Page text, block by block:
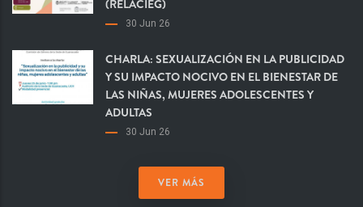
(RELACIEG)
30 Jun 26
CHARLA: SEXUALIZACIÓN EN LA PUBLICIDAD
Y SU IMPACTO NOCIVO EN EL BIENESTAR DE
LAS NIÑAS, MUJERES ADOLESCENTES Y
ADULTAS
30 Jun 26
VER MÁS